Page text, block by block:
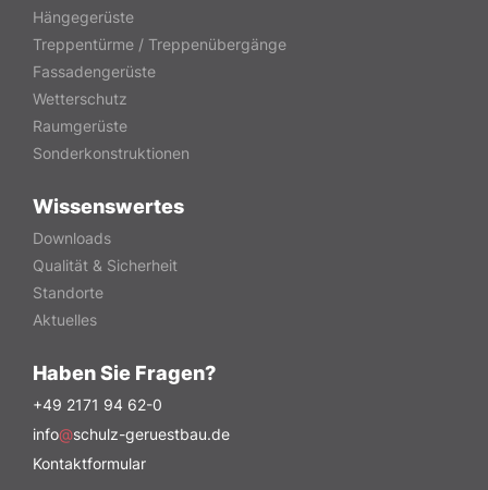
Hängegerüste
Treppentürme / Treppenübergänge
Fassadengerüste
Wetterschutz
Raumgerüste
Sonderkonstruktionen
Wissenswertes
Downloads
Qualität & Sicherheit
Standorte
Aktuelles
Haben Sie Fragen?
+49 2171 94 62-0
info@schulz-geruestbau.de
Kontaktformular